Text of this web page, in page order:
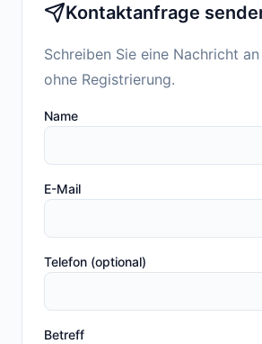
Kontaktanfrage
Schreiben Sie eine Nachricht
ohne Registrierung.
Name
E-Mail
Telefon (optional)
Betreff